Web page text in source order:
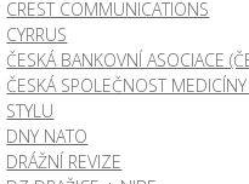
CREST COMMUNICATIONS
CYRRUS
ČESKÁ BANKOVNÍ ASOCIACE
ČESKÁ SPOLEČNOST
STYLU
DNY NATO
DRÁŽNÍ REVIZE